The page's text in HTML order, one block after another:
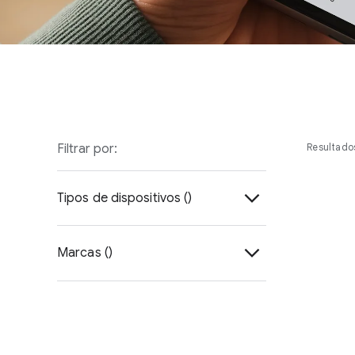
Filtrar por:
Tipos de dispositivos ()
Tags
Rastreo incorporado
Marcas ()